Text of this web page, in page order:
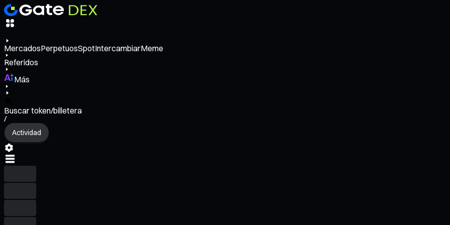
MercadosPerpetuosSpotIntercambiarMeme
Referidos
Más
Buscar token/billetera
/
Actividad